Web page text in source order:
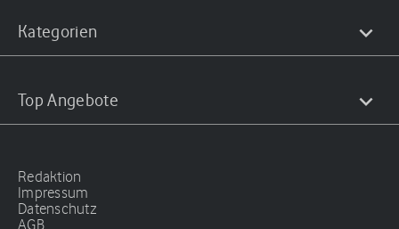
Kategorien
Top Angebote
Redaktion
Impressum
Datenschutz
AGB